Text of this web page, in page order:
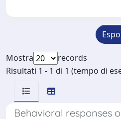
Mostra
records
Risultati 1 - 1 di 1 (tempo di
Behavioral responses